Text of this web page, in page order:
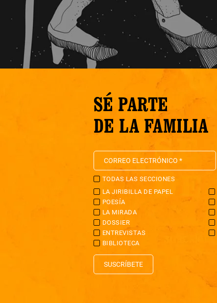
SÉ PARTE
DE LA FAMILIA
TODAS LAS SECCIONES
LA JIRIBILLA DE PAPEL
POESÍA
LA MIRADA
DOSSIER
ENTREVISTAS
BIBLIOTECA
SUSCRÍBETE